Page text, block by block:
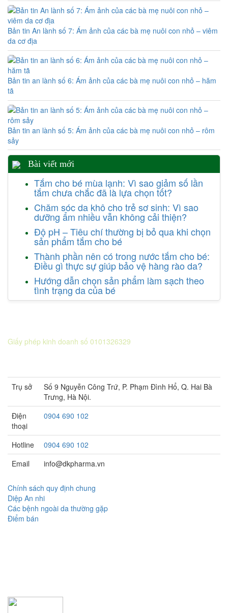
Bản tin An lành số 7: Ám ảnh của các bà mẹ nuôi con nhỏ – viêm
da cơ địa
Bản tin an lành số 6: Ám ảnh của các bà mẹ nuôi con nhỏ – hăm
tã
Bản tin an lành số 5: Ám ảnh của các bà mẹ nuôi con nhỏ – rôm
sảy
Bài viết mới
Tắm cho bé mùa lạnh: Vì sao giảm số lần
tắm chưa chắc đã là lựa chọn tốt?
Chăm sóc da khô cho trẻ sơ sinh: Vì sao
dưỡng ẩm nhiều vẫn không cải thiện?
Độ pH – Tiêu chí thường bị bỏ qua khi chọn
sản phẩm tắm cho bé
Thành phần nên có trong nước tắm cho bé:
Điều gì thực sự giúp bảo vệ hàng rào da?
Hướng dẫn chọn sản phẩm làm sạch theo
tình trạng da của bé
Giấy phép kinh doanh số 0101326329
Trụ sở
Số 9 Nguyễn Công Trứ, P. Phạm Đình Hổ, Q. Hai Bà
Trưng, Hà Nội.
Điện
thoại
0904 690 102
Hotline
0904 690 102
Email
info@dkpharma.vn
Chính sách quy định chung
Diệp An nhi
Các bệnh ngoài da thường gặp
Điểm bán